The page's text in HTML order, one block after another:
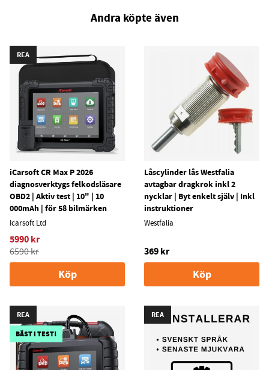
Andra köpte även
REA
iCarsoft CR Max P 2026
diagnosverktygs felkodsläsare
OBD2 | Aktiv test | 10" | 10
000mAh | för 58 bilmärken
Icarsoft Ltd
5990 kr
6590 kr
Köp
Låscylinder lås Westfalia
avtagbar dragkrok inkl 2
nycklar | Byt enkelt själv | Inkl
instruktioner
Westfalia
369 kr
Köp
REA
BÄST I TEST!
REA